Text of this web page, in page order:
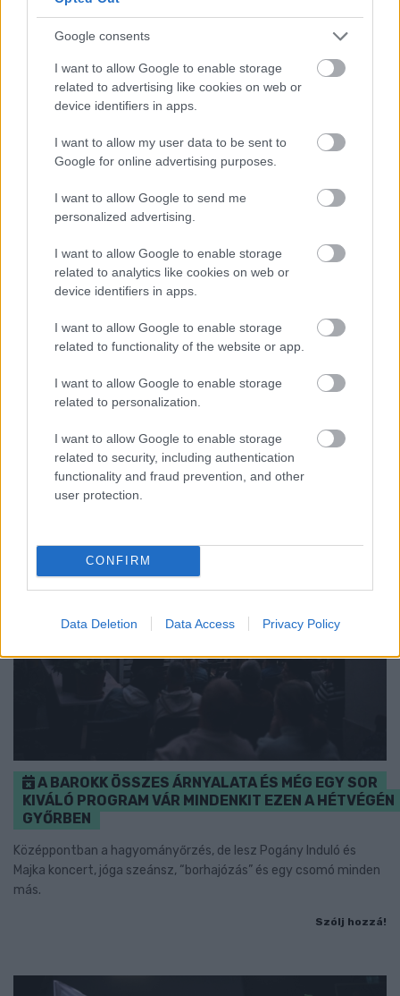
Google consents
I want to allow Google to enable storage
related to advertising like cookies on web or
device identifiers in apps.
I want to allow my user data to be sent to
Google for online advertising purposes.
I want to allow Google to send me
personalized advertising.
I want to allow Google to enable storage
related to analytics like cookies on web or
device identifiers in apps.
I want to allow Google to enable storage
related to functionality of the website or app.
I want to allow Google to enable storage
related to personalization.
I want to allow Google to enable storage
related to security, including authentication
functionality and fraud prevention, and other
user protection.
CONFIRM
Data Deletion Data Access Privacy Policy
Szólj hozzá!
ÖRÖMHÍR: TÍZ ÉVE NEM VOLT ILYEN ALACSONY AZ
INFLÁCIÓ MAGYARORSZÁGON
Júliusban mindössze 1,2 százalékkal emelkedtek éves
összevetésben a fogyasztói árak, miközben az élelmiszerek ára
A BAROKK ÖSSZES ÁRNYALATA ÉS MÉG EGY SOR
KIVÁLÓ PROGRAM VÁR MINDENKIT EZEN A HÉTVÉGÉN
GYŐRBEN
Középpontban a hagyományőrzés, de lesz Pogány Induló és
Majka koncert, jóga szeánsz, “borhajózás” és egy csomó minden
más.
Szólj hozzá!